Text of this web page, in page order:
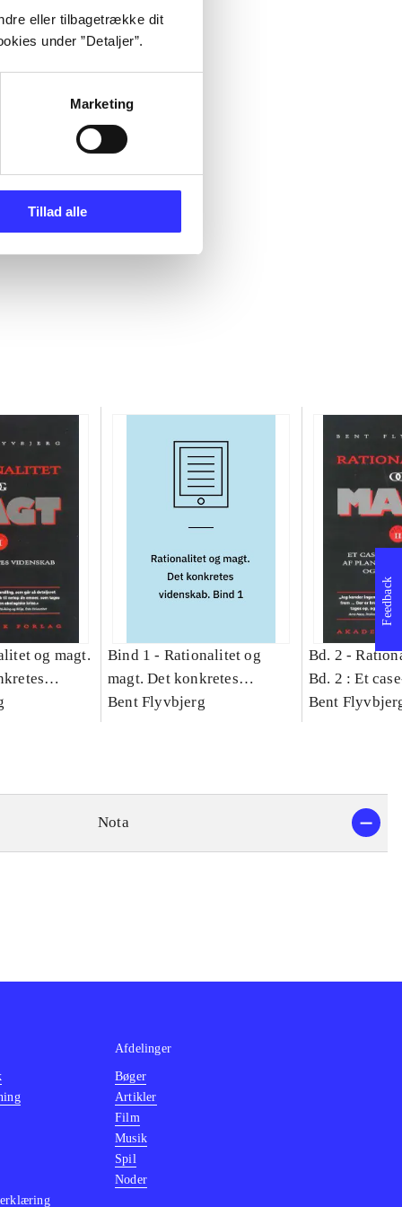
eller tilbagetrække dit
under ”Detaljer”.
Marketing
Tillad alle
og magt.
Bind 1 - Rationalitet og
magt. Det konkretes
videnskab. Bind 1
Bent Flyvbjerg
Bd. 2 -
Bd. 2 : Et
studie af
Bent
Nota
Feedback
Afdelinger
Bøger
Artikler
Film
Musik
Spil
Noder